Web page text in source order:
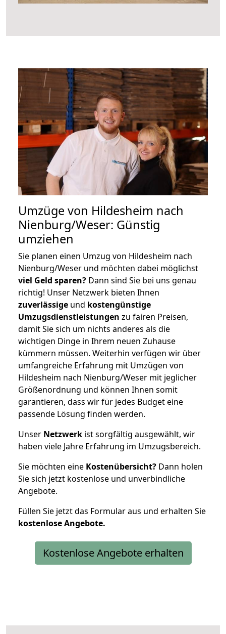
Umzüge von Hildesheim nach
Nienburg/Weser: Günstig
umziehen
Sie planen einen Umzug von Hildesheim nach
Nienburg/Weser und möchten dabei möglichst
viel Geld sparen? Dann sind Sie bei uns genau
richtig! Unser Netzwerk bieten Ihnen
zuverlässige und kostengünstige
Umzugsdienstleistungen zu fairen Preisen,
damit Sie sich um nichts anderes als die
wichtigen Dinge in Ihrem neuen Zuhause
kümmern müssen. Weiterhin verfügen wir über
umfangreiche Erfahrung mit Umzügen von
Hildesheim nach Nienburg/Weser mit jeglicher
Größenordnung und können Ihnen somit
garantieren, dass wir für jedes Budget eine
passende Lösung finden werden.
Unser Netzwerk ist sorgfältig ausgewählt, wir
haben viele Jahre Erfahrung im Umzugsbereich.
Sie möchten eine Kostenübersicht? Dann holen
Sie sich jetzt kostenlose und unverbindliche
Angebote.
Füllen Sie jetzt das Formular aus und erhalten Sie
kostenloseAngebote.
Kostenlose Angebote erhalten